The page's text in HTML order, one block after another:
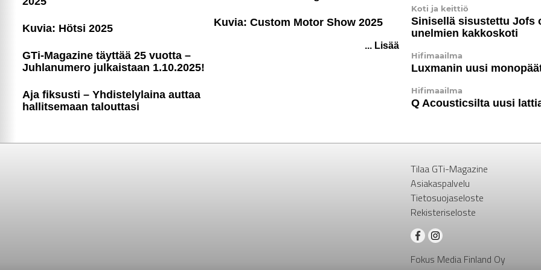
Kuvia: Hötsi 2025
GTi-Magazine täyttää 25 vuotta –
Juhlanumero julkaistaan 1.10.2025!
Aja fiksusti – Yhdis­te­ly­laina auttaa
hallitsemaan talouttasi
Kuvia: Custom Motor Show 2025
... Lisää
Koti ja keittiö
Sinisellä sisustettu Jofs
unelmien kakkoskoti
Hifimaailma
Luxmanin uusi
Hifimaailma
Q Acousticsilta uusi
Tilaa GTi-Magazine
Asiakaspalvelu
Tietosuojaseloste
Rekisteriseloste
Fokus Media Finland Oy